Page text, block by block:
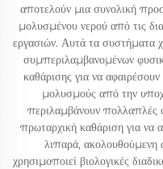
αποτελούν μια συνολική
μολυσμένου νερού από τις
εργασιών. Αυτά τα συστήματα
συμπεριλαμβανομένων
καθάρισης για να
μολυσμούς από την
περιλαμβάνουν πολλαπλές
πρωταρχική καθάριση για να
λιπαρά,
χρησιμοποιεί βιολογικές